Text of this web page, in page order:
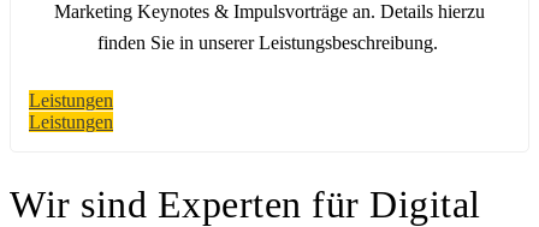
Marketing Keynotes & Impulsvorträge an. Details hierzu
finden Sie in unserer Leistungsbeschreibung.
Leistungen
Leistungen
Wir sind Experten für Digital